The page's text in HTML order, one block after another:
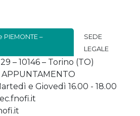
–
SEDE
LEGALE
– 10146 – Torino (TO)
APPUNTAMENTO
e Giovedì 16.00 - 18.00